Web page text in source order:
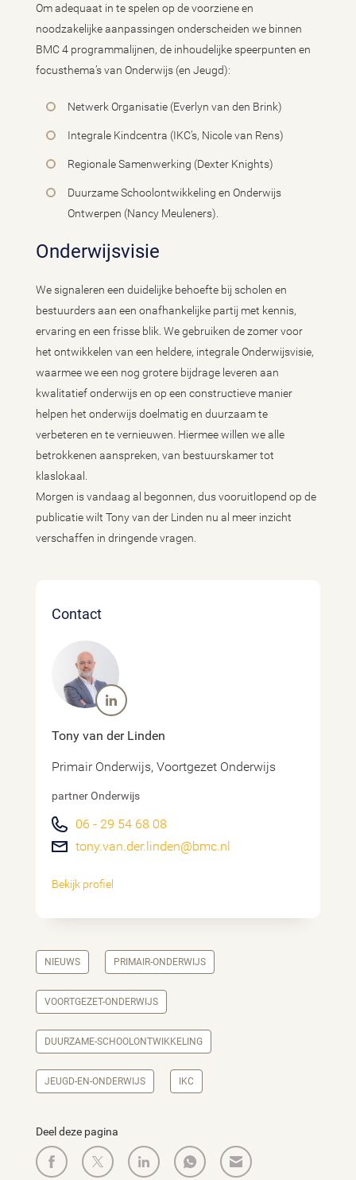
Om adequaat in te spelen op de voorziene en
noodzakelijke aanpassingen onderscheiden we binnen
BMC 4 programmalijnen, de inhoudelijke speerpunten en
focusthema’s van Onderwijs (en Jeugd):
Netwerk Organisatie (Everlyn van den Brink)
Integrale Kindcentra (IKC’s, Nicole van Rens)
Regionale Samenwerking (Dexter Knights)
Duurzame Schoolontwikkeling en Onderwijs
Ontwerpen (Nancy Meuleners).
Onderwijsvisie
We signaleren een duidelijke behoefte bij scholen en
bestuurders aan een onafhankelijke partij met kennis,
ervaring en een frisse blik. We gebruiken de zomer voor
het ontwikkelen van een heldere, integrale Onderwijsvisie,
waarmee we een nog grotere bijdrage leveren aan
kwalitatief onderwijs en op een constructieve manier
helpen het onderwijs doelmatig en duurzaam te
verbeteren en te vernieuwen. Hiermee willen we alle
betrokkenen aanspreken, van bestuurskamer tot
klaslokaal.
Morgen is vandaag al begonnen, dus vooruitlopend op de
publicatie wilt Tony van der Linden nu al meer inzicht
verschaffen in dringende vragen.
Contact
Tony van der Linden
Primair Onderwijs, Voortgezet Onderwijs
partner Onderwijs
06 - 29 54 68 08
tony.van.der.linden@bmc.nl
Bekijk profiel
NIEUWS PRIMAIR-ONDERWIJS
VOORTGEZET-ONDERWIJS
DUURZAME-SCHOOLONTWIKKELING
JEUGD-EN-ONDERWIJS IKC
Deel deze pagina